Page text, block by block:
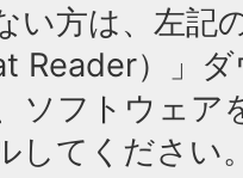
い方は、左記
Reader）」
ソフトウェア
してください